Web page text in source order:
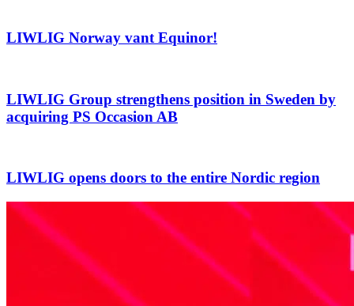
LIWLIG Norway vant Equinor!
LIWLIG Group strengthens position in Sweden by
acquiring PS Occasion AB
LIWLIG opens doors to the entire Nordic region